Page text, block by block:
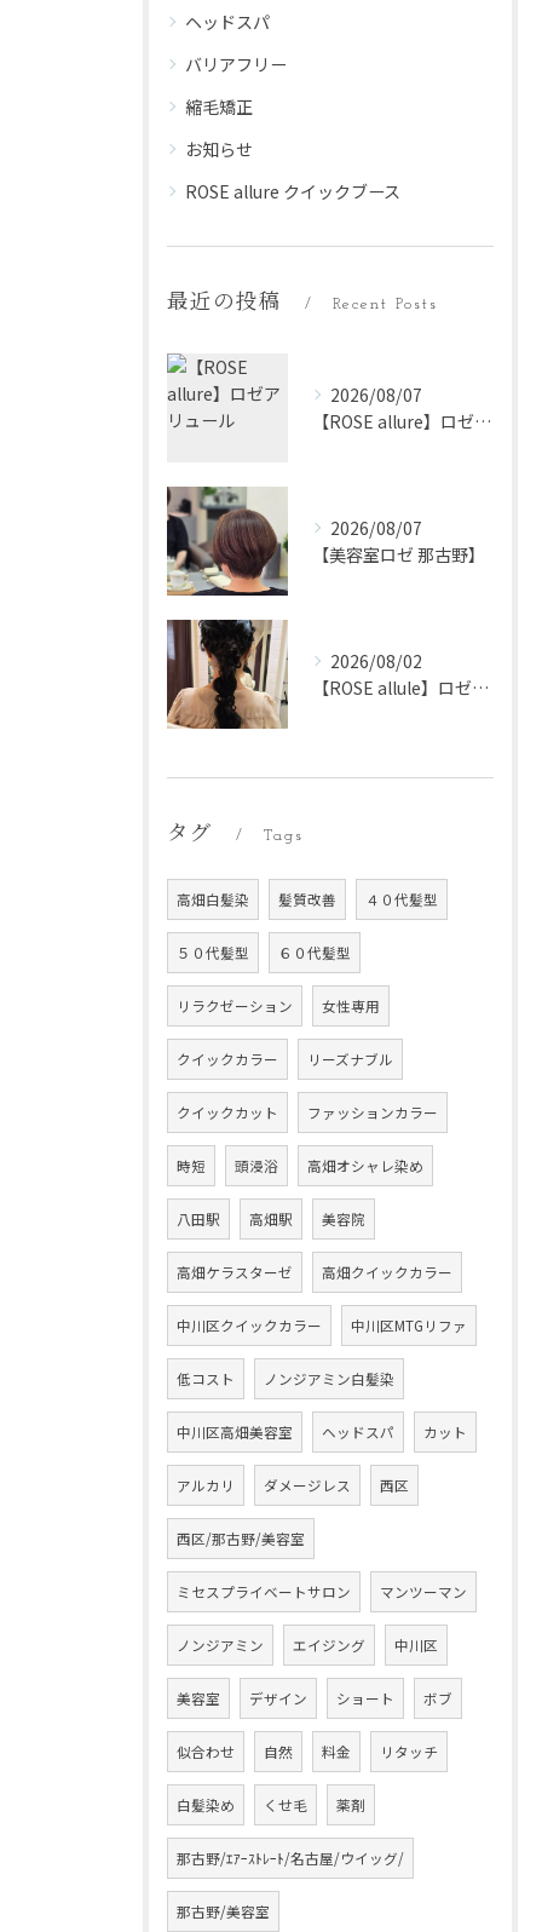
ヘッドスパ
バリアフリー
縮毛矯正
お知らせ
ROSE allure クイックブース
最近の投稿 Recent Posts
2026/08/07
【ROSE allure】ロゼアリュール
2026/08/07
【美容室ロゼ 那古野】
2026/08/02
【ROSE allule】ロゼアリュール
タグ Tags
高畑白髪染 髪質改善 ４０代髪型
５０代髪型 ６０代髪型
リラクゼーション 女性専用
クイックカラー リーズナブル
クイックカット ファッションカラー
時短 頭浸浴 高畑オシャレ染め
八田駅 高畑駅 美容院
高畑ケラスターゼ 高畑クイックカラー
中川区クイックカラー 中川区MTGリファ
低コスト ノンジアミン白髪染
中川区高畑美容室 ヘッドスパ カット
アルカリ ダメージレス 西区
西区/那古野/美容室
ミセスプライベートサロン マンツーマン
ノンジアミン エイジング 中川区
美容室 デザイン ショート ボブ
似合わせ 自然 料金 リタッチ
白髪染め くせ毛 薬剤
那古野/ｴｱｰｽﾄﾚｰﾄ/名古屋/ウイッグ/
那古野/美容室